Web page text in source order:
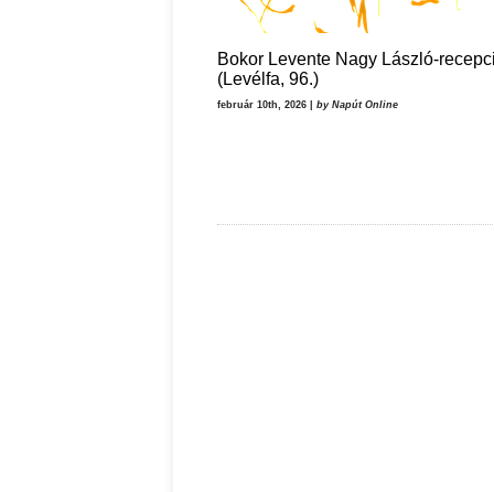
Bokor Levente Nagy László-
(Levélfa, 96.)
február 10th, 2026 | by Napút Online